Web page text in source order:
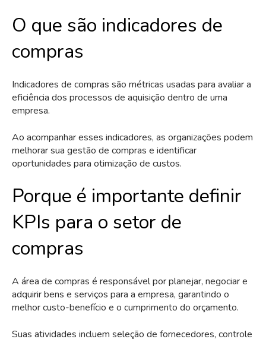
O que são indicadores de
compras
Indicadores de compras são métricas usadas para avaliar a
eficiência dos processos de aquisição dentro de uma
empresa.
Ao acompanhar esses indicadores, as organizações podem
melhorar sua gestão de compras e identificar
oportunidades para otimização de custos.
Porque é importante definir
KPIs para o setor de
compras
A área de compras é responsável por planejar, negociar e
adquirir bens e serviços para a empresa, garantindo o
melhor custo-benefício e o cumprimento do orçamento.
Suas atividades incluem seleção de fornecedores, controle